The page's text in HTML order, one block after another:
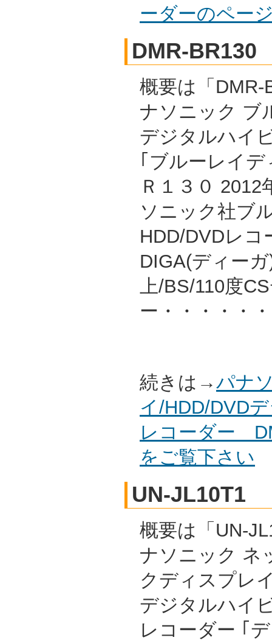
ーダーのペー
DMR-BR130
概要は「DMR-
ナソニック ブ
デジタルハイ
｢ブルーレイ
Ｒ１３０ 2012
ソニック社ブ
HDD/DVDレコ
DIGA(ディー
上/BS/110度
ー・・・・・
続きは→パナ
イ/HDD/DVD
レコーダー
をご覧下さい
UN-JL10T1
概要は「UN-
ナソニック ネ
クディスプレ
デジタルハイ
レコーダー ｢